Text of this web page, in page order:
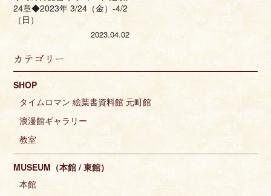
24章◆2023年 3/24（金）-4/2
（日）
2023.04.02
カテゴリー
SHOP
タイムロマン 絵葉書資料館 元町館
浪漫館ギャラリー
教室
MUSEUM（本館 / 東館）
本館